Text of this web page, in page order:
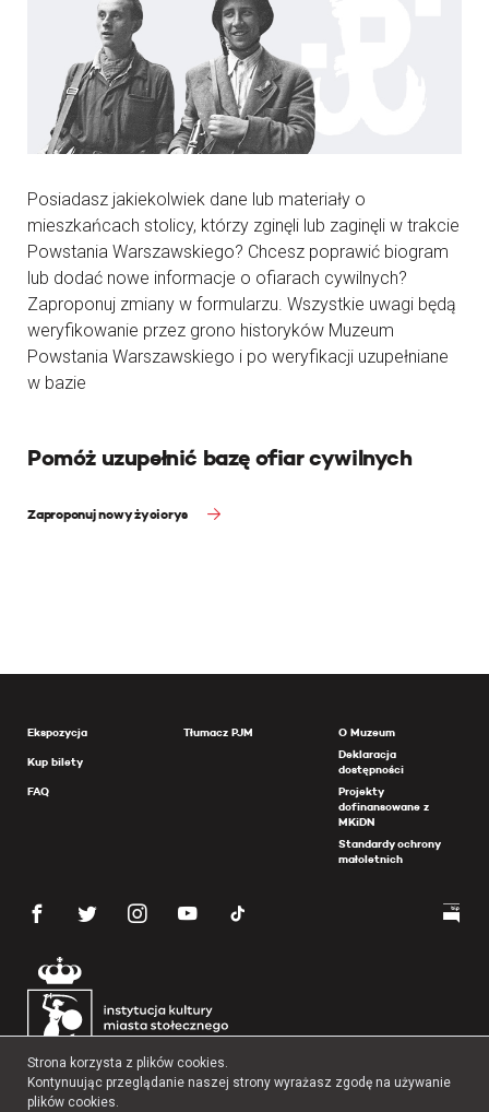
Posiadasz jakiekolwiek dane lub materiały o
mieszkańcach stolicy, którzy zginęli lub zaginęli w trakcie
Powstania Warszawskiego? Chcesz poprawić biogram
lub dodać nowe informacje o ofiarach cywilnych?
Zaproponuj zmiany w formularzu. Wszystkie uwagi będą
weryfikowanie przez grono historyków Muzeum
Powstania Warszawskiego i po weryfikacji uzupełniane
w bazie
Pomóż uzupełnić bazę ofiar cywilnych
Zaproponuj nowy życiorys
Ekspozycja
Kup bilety
FAQ
Tłumacz PJM
O Muzeum
Deklaracja
dostępności
Projekty
dofinansowane z
MKiDN
Standardy ochrony
małoletnich
Strona korzysta z plików cookies.
Kontynuując przeglądanie naszej strony wyrażasz zgodę na używanie
plików cookies.